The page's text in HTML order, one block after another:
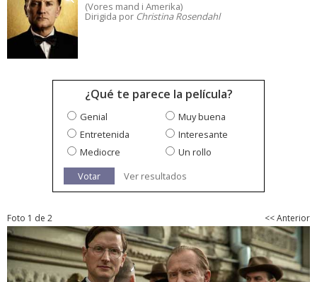
(Vores mand i Amerika)
Dirigida por Christina Rosendahl
¿Qué te parece la película?
Genial
Muy buena
Entretenida
Interesante
Mediocre
Un rollo
Votar
Ver resultados
Foto 1 de 2 << Anterior